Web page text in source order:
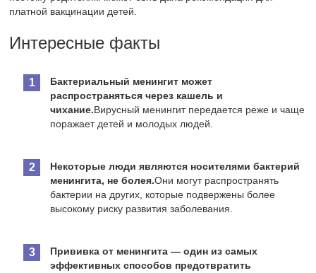
платной вакцинации детей.
Интересные факты
Бактериальный менингит может
распространяться через кашель и
чихание.Вирусный менингит передается реже и чаще
поражает детей и молодых людей.
Некоторые люди являются носителями бактерий
менингита, не болея.Они могут распространять
бактерии на других, которые подвержены более
высокому риску развития заболевания.
Прививка от менингита — один из самых
эффективных способов предотвратить